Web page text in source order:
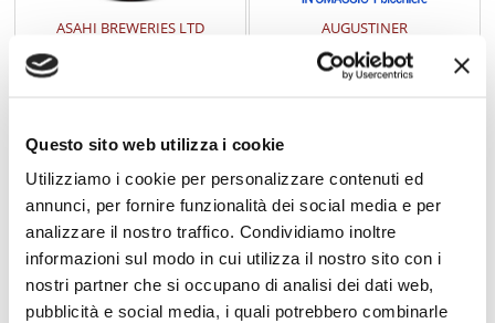
Questo sito web utilizza i cookie
Utilizziamo i cookie per personalizzare contenuti ed
annunci, per fornire funzionalità dei social media e per
analizzare il nostro traffico. Condividiamo inoltre
informazioni sul modo in cui utilizza il nostro sito con i
nostri partner che si occupano di analisi dei dati web,
pubblicità e social media, i quali potrebbero combinarle
ASAHI BREWERIES LTD
€ 1,95
AUGUSTINER
Augustiner Edelstoff 0,50 l